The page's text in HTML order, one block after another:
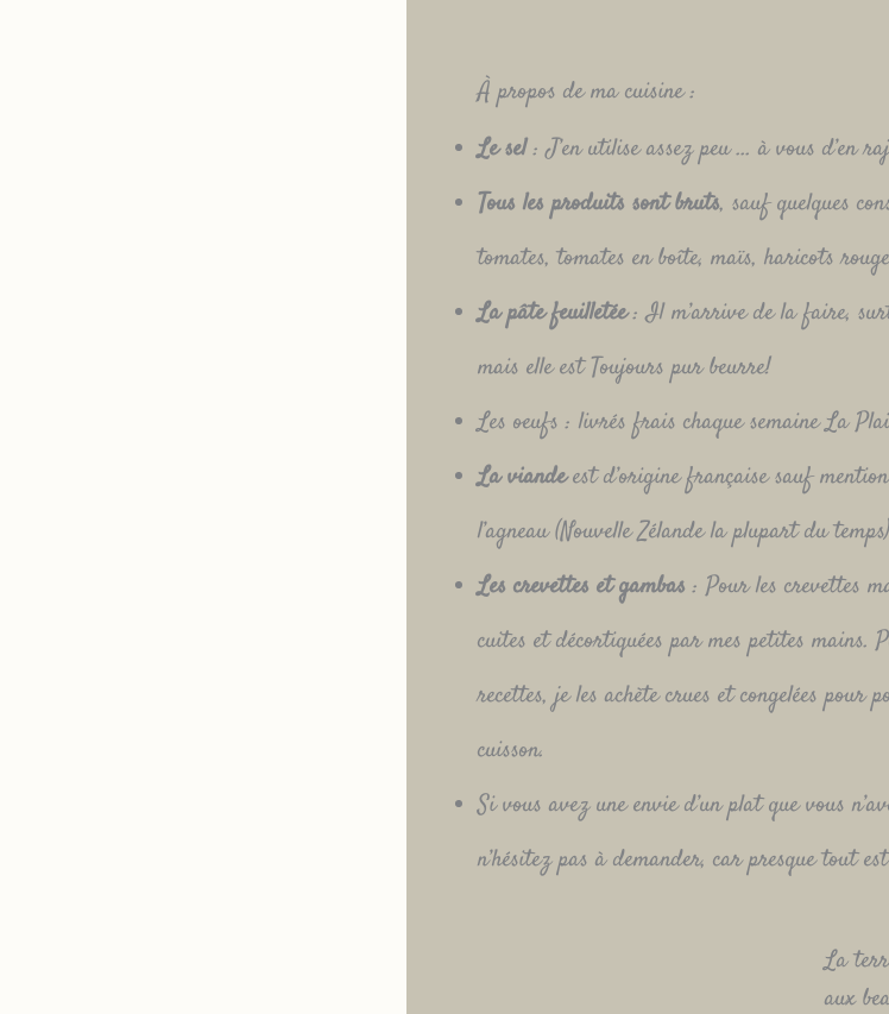
À propos de ma cuisine :
Le sel: J’en utilise assez peu … à vous d’en
Tous les produits sont bruts, sauf quelques
tomates, tomates en boîte, maïs, haricots
La pâte feuilletée: Il m’arrive de la faire,
mais elle est Toujours pur beurre!
Les oeufs : livrés frais chaque semaine La
La viandeest d’origine française sauf
l’agneau (Nouvelle Zélande la plupart du temps)
Les crevettes et gambas : Pour les crevettes
cuites et décortiquées par mes petites mains.
recettes, je les achète crues et congelées pour
cuisson.
Si vous avez une envie d’un plat que vous
n’hésitez pas à demander, car presque tout
La
aux